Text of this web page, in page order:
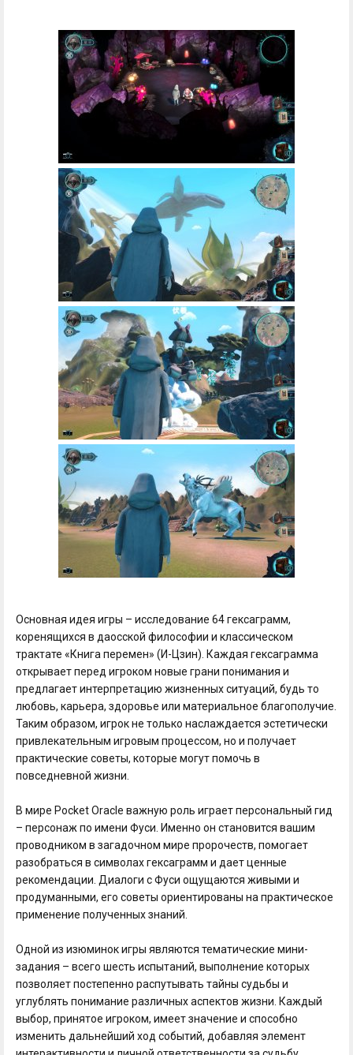
Основная идея игры – исследование 64 гексаграмм,
коренящихся в даосской философии и классическом
трактате «Книга перемен» (И-Цзин). Каждая гексаграмма
открывает перед игроком новые грани понимания и
предлагает интерпретацию жизненных ситуаций, будь то
любовь, карьера, здоровье или материальное благополучие.
Таким образом, игрок не только наслаждается эстетически
привлекательным игровым процессом, но и получает
практические советы, которые могут помочь в
повседневной жизни.
В мире Pocket Oracle важную роль играет персональный гид
– персонаж по имени Фуси. Именно он становится вашим
проводником в загадочном мире пророчеств, помогает
разобраться в символах гексаграмм и дает ценные
рекомендации. Диалоги с Фуси ощущаются живыми и
продуманными, его советы ориентированы на практическое
применение полученных знаний.
Одной из изюминок игры являются тематические мини-
задания – всего шесть испытаний, выполнение которых
позволяет постепенно распутывать тайны судьбы и
углублять понимание различных аспектов жизни. Каждый
выбор, принятое игроком, имеет значение и способно
изменить дальнейший ход событий, добавляя элемент